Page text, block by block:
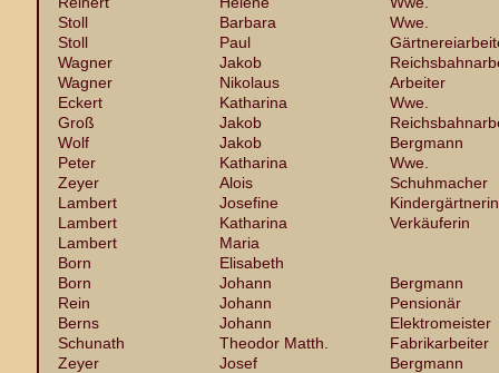
Stoll
Barbara
Wwe.
Stoll
Paul
Wagner
Jakob
Wagner
Nikolaus
Arbeiter
Eckert
Katharina
Wwe.
Groß
Jakob
Wolf
Jakob
Bergmann
Peter
Katharina
Wwe.
Zeyer
Alois
Schuhmacher
Lambert
Josefine
Kindergärtnerin
Lambert
Katharina
Verkäuferin
Lambert
Maria
Born
Elisabeth
Born
Johann
Bergmann
Rein
Johann
Pensionär
Berns
Johann
Elektromeister
Schunath
Theodor Matth.
Fabrikarbeiter
Zeyer
Josef
Bergmann